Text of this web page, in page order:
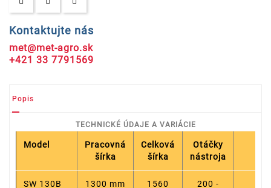
Kontaktujte nás
met@met-agro.sk
+421 33 7791569
Popis
TECHNICKÉ ÚDAJE A VARIÁCIE
Model
Pracovná
šírka
Celková
šírka
Otáčky
nástroja
SW 130B 1300 mm 1560 200 -